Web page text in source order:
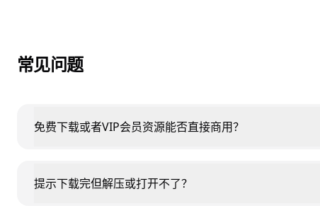
常见问题
免费下载或者VIP会员资源能否直接商用？
提示下载完但解压或打开不了？